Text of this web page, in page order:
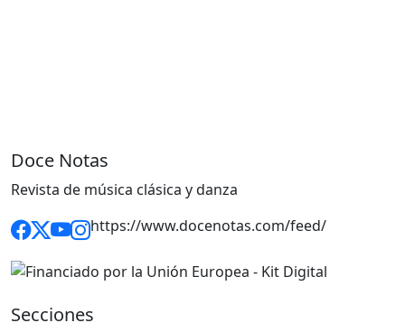
Doce Notas
Revista de música clásica y danza
https://www.docenotas.com/feed/
Secciones